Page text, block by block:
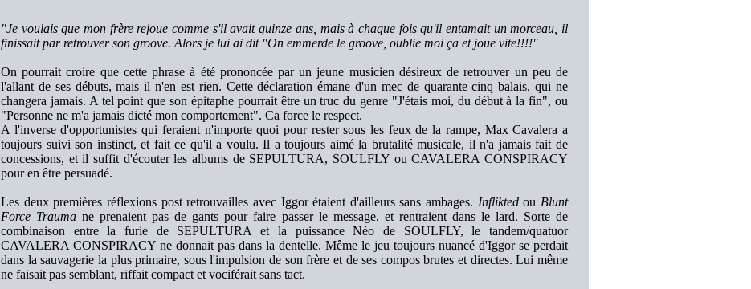
"Je voulais que mon frère rejoue comme s'il avait quinze ans, mais à chaque fois qu'il entamait un morceau, il
finissait par retrouver son groove. Alors je lui ai dit "On emmerde le groove, oublie moi ça et joue vite!!!!"
On pourrait croire que cette phrase à été prononcée par un jeune musicien désireux de retrouver un peu de
l'allant de ses débuts, mais il n'en est rien. Cette déclaration émane d'un mec de quarante cinq balais, qui ne
changera jamais. A tel point que son épitaphe pourrait être un truc du genre "J'étais moi, du début à la fin", ou
"Personne ne m'a jamais dicté mon comportement". Ca force le respect.
A l'inverse d'opportunistes qui feraient n'importe quoi pour rester sous les feux de la rampe, Max Cavalera a
toujours suivi son instinct, et fait ce qu'il a voulu. Il a toujours aimé la brutalité musicale, il n'a jamais fait de
concessions, et il suffit d'écouter les albums de SEPULTURA, SOULFLY ou CAVALERA CONSPIRACY
pour en être persuadé.
Les deux premières réflexions post retrouvailles avec Iggor étaient d'ailleurs sans ambages. Infliktedou Blunt
Force Trauma ne prenaient pas de gants pour faire passer le message, et rentraient dans le lard. Sorte de
combinaison entre la furie de SEPULTURA et la puissance Néo de SOULFLY, le tandem/quatuor
CAVALERA CONSPIRACY ne donnait pas dans la dentelle. Même le jeu toujours nuancé d'Iggor se perdait
dans la sauvagerie la plus primaire, sous l'impulsion de son frère et de ses compos brutes et directes. Lui même
ne faisait pas semblant, riffait compact et vociférait sans tact.